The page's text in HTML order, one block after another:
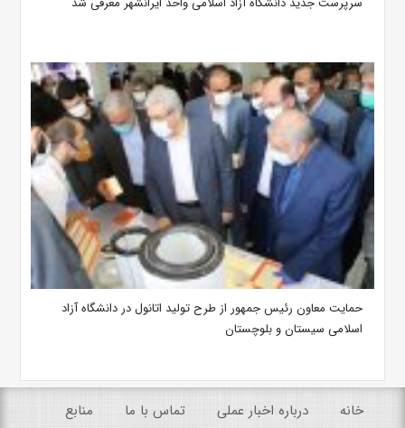
حمایت معاون رئیس جمهور از طرح تولید اتانول در دانشگاه آزاد
اسلامی سیستان ‌و بلوچستان
خانه درباره اخبار عملی تماس با ما منابع